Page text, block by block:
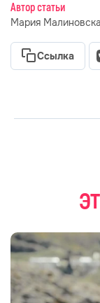
Автор статьи
Мария
Ссылка